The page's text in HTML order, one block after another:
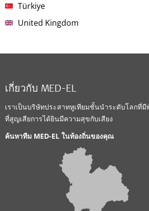
Türkiye
United Kingdom
เกี่ยวกับ MED-EL
เราเป็นบริษัทประสาทหูเทียมชั้นนำระดับโลกที่
ที่สูญเสียการได้ยินมีความสุขกับเสียง
ค้นหาทีม MED-EL ในท้องถิ่นของคุณ